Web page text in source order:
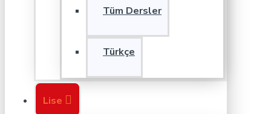
Tüm Dersler
Türkçe
Lise